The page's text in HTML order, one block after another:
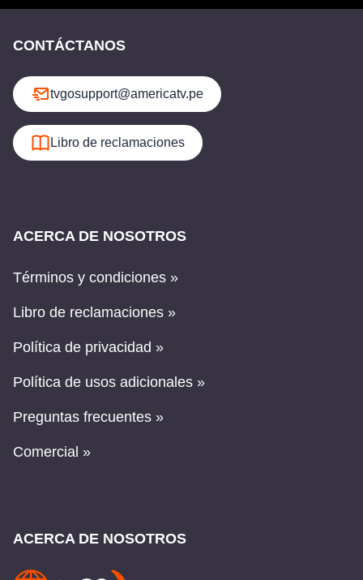
CONTÁCTANOS
tvgosupport@americatv.pe
Libro de reclamaciones
ACERCA DE NOSOTROS
Términos y condiciones »
Libro de reclamaciones »
Política de privacidad »
Política de usos adicionales »
Preguntas frecuentes »
Comercial »
ACERCA DE NOSOTROS